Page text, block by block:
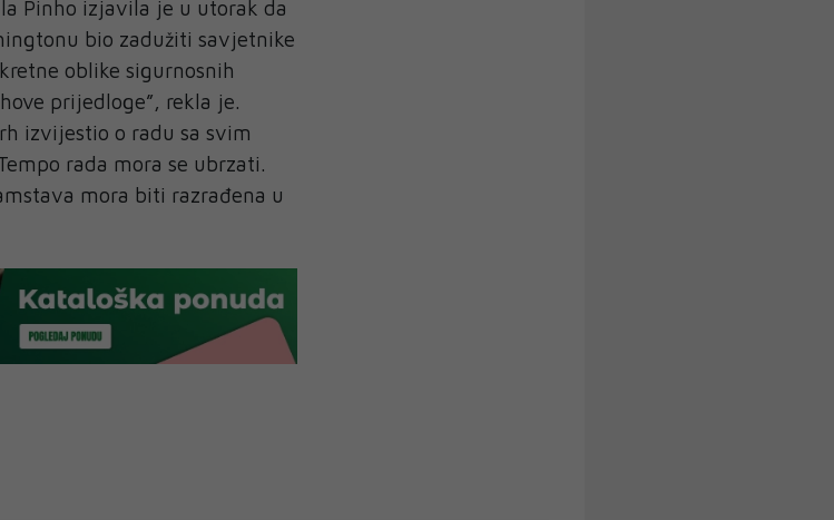
Pinho izjavila je u utorak da
bio zadužiti savjetnike
oblike sigurnosnih
prijedloge”, rekla je.
izvijestio o radu sa svim
rada mora se ubrzati.
mora biti razrađena u